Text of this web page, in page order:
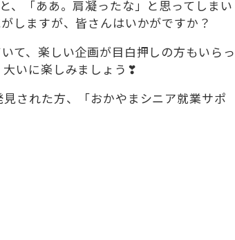
、「ああ。肩凝ったな」と思ってしまい
しますが、皆さんはいかがですか？
て、楽しい企画が目白押しの方もいらっ
いに楽しみましょう❣
された方、「おかやまシニア就業サポ